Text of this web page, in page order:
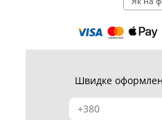
Швидке